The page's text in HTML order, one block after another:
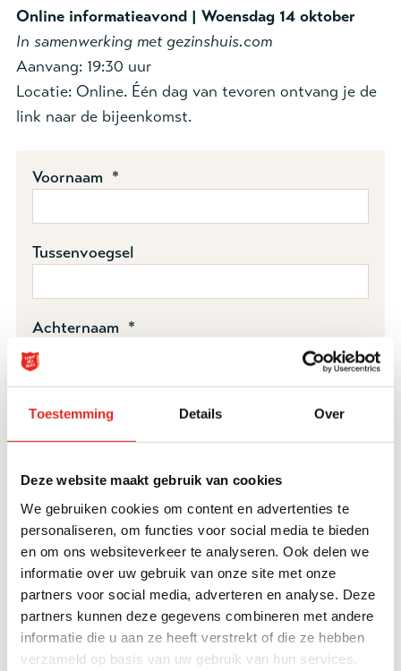
Toestemming Details Over
Deze website maakt gebruik van cookies
We gebruiken cookies om content en advertenties te
personaliseren, om functies voor social media te bieden
en om ons websiteverkeer te analyseren. Ook delen we
informatie over uw gebruik van onze site met onze
partners voor social media, adverteren en analyse. Deze
partners kunnen deze gegevens combineren met andere
informatie die u aan ze heeft verstrekt of die ze hebben
verzameld op basis van uw gebruik van hun services.
Online informatieavond | Woensdag 14 oktober
In samenwerking met gezinshuis.com
Aanvang: 19:30 uur
Locatie: Online. Één dag van tevoren ontvang je de
link naar de bijeenkomst.
Voornaam *
Tussenvoegsel
Achternaam *
Telefoonnummer
Postcode *
Woonplaats *